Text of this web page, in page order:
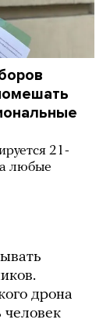
21-
любые
дрона
человек